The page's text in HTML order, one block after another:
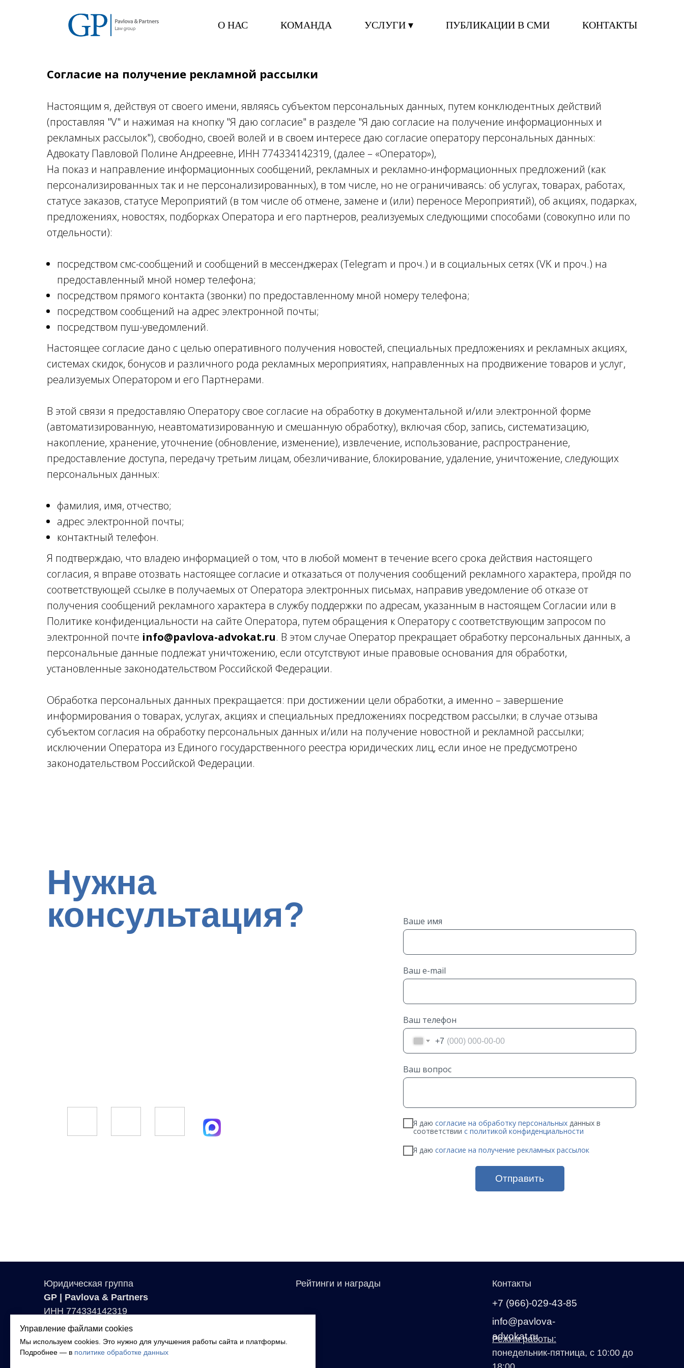
О НАС КОМАНДА УСЛУГИ ПУБЛИКАЦИИ В СМИ КОНТАКТЫ
О НАС КОМАНДА УСЛУГИ ▾ ПУБЛИКАЦИИ В СМИ КОНТАКТЫ
Согласие на получение рекламной рассылки
Настоящим я, действуя от своего имени, являясь субъектом персональных данных, путем конклюдентных действий
(проставляя "V" и нажимая на кнопку "Я даю согласие" в разделе "Я даю согласие на получение информационных и
рекламных рассылок"), свободно, своей волей и в своем интересе даю согласие оператору персональных данных:
Адвокату Павловой Полине Андреевне, ИНН 774334142319, (далее – «Оператор»),
На показ и направление информационных сообщений, рекламных и рекламно-информационных предложений (как
персонализированных так и не персонализированных), в том числе, но не ограничиваясь: об услугах, товарах, работах,
статусе заказов, статусе Мероприятий (в том числе об отмене, замене и (или) переносе Мероприятий), об акциях, подарках,
предложениях, новостях, подборках Оператора и его партнеров, реализуемых следующими способами (совокупно или по
отдельности):
посредством смс-сообщений и сообщений в мессенджерах (Telegram и проч.) и в социальных сетях (VK и проч.) на
предоставленный мной номер телефона;
посредством прямого контакта (звонки) по предоставленному мной номеру телефона;
посредством сообщений на адрес электронной почты;
посредством пуш-уведомлений.
Настоящее согласие дано с целью оперативного получения новостей, специальных предложениях и рекламных акциях,
системах скидок, бонусов и различного рода рекламных мероприятиях, направленных на продвижение товаров и услуг,
реализуемых Оператором и его Партнерами.
В этой связи я предоставляю Оператору свое согласие на обработку в документальной и/или электронной форме
(автоматизированную, неавтоматизированную и смешанную обработку), включая сбор, запись, систематизацию,
накопление, хранение, уточнение (обновление, изменение), извлечение, использование, распространение,
предоставление доступа, передачу третьим лицам, обезличивание, блокирование, удаление, уничтожение, следующих
персональных данных:
фамилия, имя, отчество;
адрес электронной почты;
контактный телефон.
Я подтверждаю, что владею информацией о том, что в любой момент в течение всего срока действия настоящего
согласия, я вправе отозвать настоящее согласие и отказаться от получения сообщений рекламного характера, пройдя по
соответствующей ссылке в получаемых от Оператора электронных письмах, направив уведомление об отказе от
получения сообщений рекламного характера в службу поддержки по адресам, указанным в настоящем Согласии или в
Политике конфиденциальности на сайте Оператора, путем обращения к Оператору с соответствующим запросом по
электронной почте info@pavlova-advokat.ru. В этом случае Оператор прекращает обработку персональных данных, а
персональные данные подлежат уничтожению, если отсутствуют иные правовые основания для обработки,
установленные законодательством Российской Федерации.
Обработка персональных данных прекращается: при достижении цели обработки, а именно – завершение
информирования о товарах, услугах, акциях и специальных предложениях посредством рассылки; в случае отзыва
субъектом согласия на обработку персональных данных и/или на получение новостной и рекламной рассылки;
исключении Оператора из Единого государственного реестра юридических лиц, если иное не предусмотрено
законодательством Российской Федерации.
Нужна
консультация?
Ваше имя
Ваш e-mail
Ваш телефон
+7
Ваш вопрос
Я даю согласие на обработку персональных данных в
соответствии с политикой конфиденциальности
Я даю согласие на получение рекламных рассылок
Отправить
Режим работы:
понедельник-пятница, с 10:00 до
Контакты
Рейтинги и награды
+7 (966)-029-43-85
info@pavlova-
advokat.ru
Москва, ул. Нежинская, д. 1,
корп. 2, 2 этаж, оф. 19
Юридическая группа
GP | Pavlova & Partners
ИНН 774334142319
Управление файлами cookies
Мы используем cookies. Это нужно для улучшения работы сайта и платформы.
Подробнее — в политике обработке данных